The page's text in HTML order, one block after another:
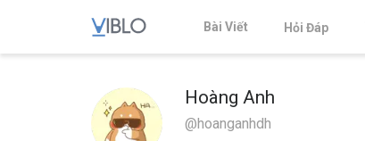
Bài Viết Hỏi Đáp
Hoàng Anh
@hoanganhdh